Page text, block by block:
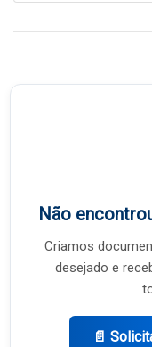
Não
Criamos
desejado e
📄